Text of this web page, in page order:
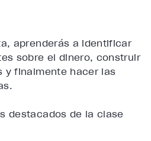
aprenderás a identificar
sobre el dinero, construir
y finalmente hacer las
destacados de la clase